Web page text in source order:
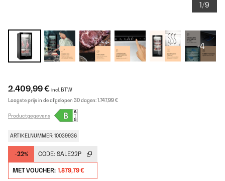
1/9
+4
2.409,99 € incl. BTW
Laagste prijs in de afgelopen 30 dagen:1.747,99 €
Productgegevens
ARTIKELNUMMER: 10039936
-22% CODE: SALE22P
MET VOUCHER: 1.879,79 €